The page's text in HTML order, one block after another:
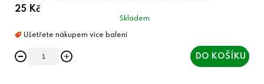
25 Kč
Skladem
DO KOŠÍKU